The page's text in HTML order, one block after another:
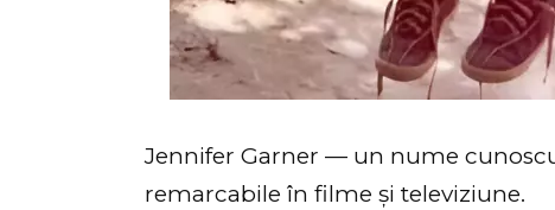
Jennifer Garner — un nume
remarcabile în filme și televiziune.